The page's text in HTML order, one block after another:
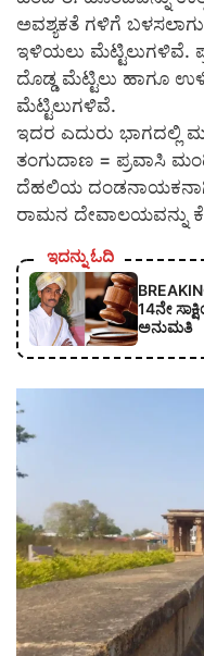
ಅವಶ್ಯಕತೆ ಗಳಿಗೆ
ಇಳಿಯಲು ಮೆಟ್ಟಿಲುಗಳಿವೆ.
ದೊಡ್ಡ ಮೆಟ್ಟಿಲು ಹಾಗೂ
ಮೆಟ್ಟಿಲುಗಳಿವೆ.
ಇದರ ಎದುರು ಭಾಗದಲ್ಲಿ
ತಂಗುದಾಣ = ಪ್ರವಾಸಿ
ದೆಹಲಿಯ
ರಾಮನ ದೇವಾಲಯವನ್ನು
ಇದನ್ನು ಓದಿ
14ನೇ
ಅನುಮತಿ